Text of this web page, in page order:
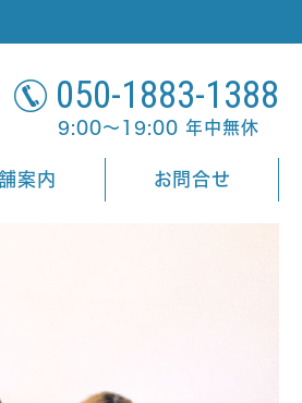
050-1883-1388
9:00～19:00 年中無休
案内 お問合せ